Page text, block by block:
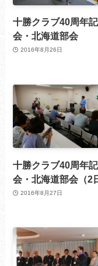
十勝クラブ40周年
会・北海道部会
2016年8月26日
十勝クラブ40周年
会・北海道部会（2
2016年8月27日